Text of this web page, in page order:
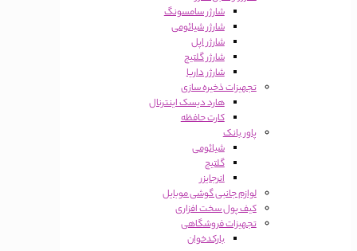
شارژر سامسونگ
شارژر شیائومی
شارژر اپل
شارژر گلتیج
شارژر داریا
تجهیزات ذخیره سازی
هارد دیسک اینترنال
کارت حافظه
پاور بانک
شیائومی
گلتیج
انرجایزر
لوازم جانبی گوشی موبایل
کیف پول سخت افزاری
تجهیزات فروشگاهی
بارکدخوان